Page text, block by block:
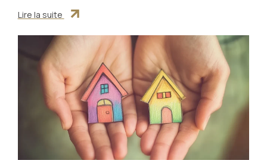
avocate pénaliste expérimentée à Nanterre.
Lire la suite